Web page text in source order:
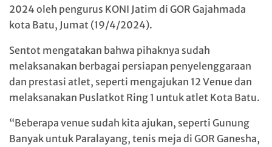
2024 oleh pengurus KONI Jatim di GOR Gajahmada
kota Batu, Jumat (19/4/2024).
Sentot mengatakan bahwa pihaknya sudah
melaksanakan berbagai persiapan penyelenggaraan
dan prestasi atlet, seperti mengajukan 12 Venue dan
melaksanakan Puslatkot Ring 1 untuk atlet Kota Batu.
“Beberapa venue sudah kita ajukan, seperti Gunung
Banyak untuk Paralayang, tenis meja di GOR Ganesha,